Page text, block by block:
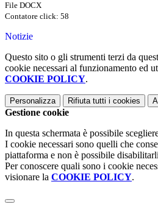
File DOCX
Contatore click: 58
Notizie
Questo sito o gli strumenti terzi da
cookie necessari al funzionamento ed
COOKIE POLICY.
Personalizza Rifiuta tutti i cookies
Gestione cookie
In questa schermata è possibile
I cookie necessari sono quelli che
piattaforma e non è possibile
Per conoscere quali sono i cookie
visionare la COOKIE POLICY.